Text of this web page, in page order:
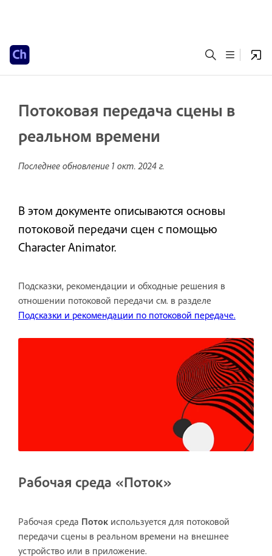
Потоковая передача сцены в
реальном времени
Последнее обновление 1 окт. 2024 г.
В этом документе описываются основы
потоковой передачи сцен с помощью
Character Animator.
Подсказки, рекомендации и обходные решения в
отношении потоковой передачи см. в разделе
Подсказки и рекомендации по потоковой передаче.
Рабочая среда «Поток»
Рабочая среда Поток используется для потоковой
передачи сцены в реальном времени на внешнее
устройство или в приложение.